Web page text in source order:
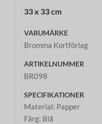
33 x 33 cm
VARUMÄRKE
Bromma Kortförlag
ARTIKELNUMMER
BR098
SPECIFIKATIONER
Material: Papper
Färg: Blå